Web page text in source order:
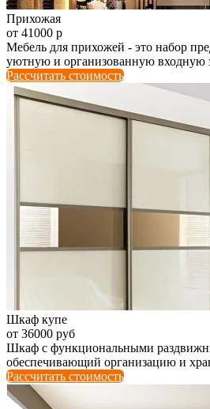
Прихожая
от 41000 р
Мебель для прихожей - это набор
уютную и организованную входную
Рассчитать стоимость
Шкаф купе
от 36000 руб
Шкаф с функциональными
обеспечивающий организацию и
Рассчитать стоимость